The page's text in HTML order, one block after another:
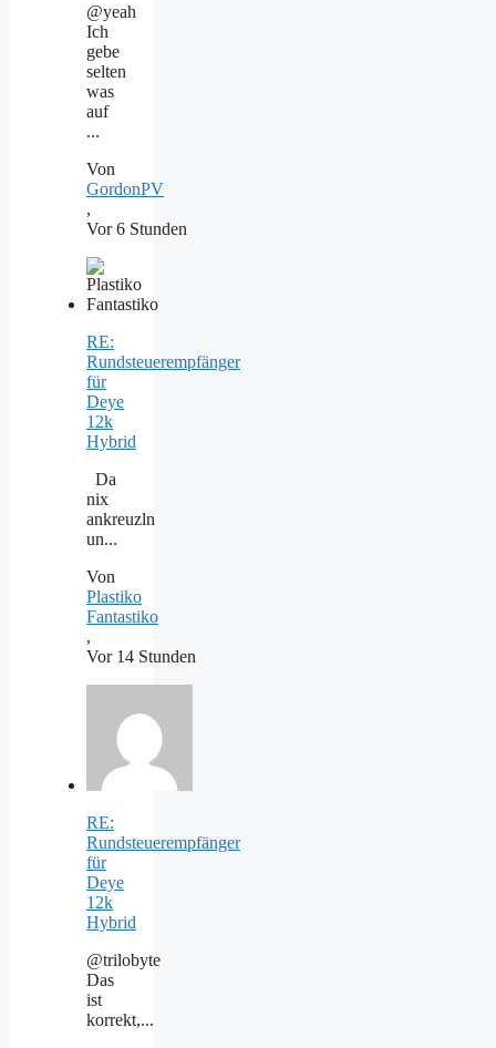
@yeah
Ich
gebe
selten
was
auf
...
Von
GordonPV
,
Vor 6 Stunden
RE:
Rundsteuerempfänger
für
Deye
12k
Hybrid
Da
nix
ankreuzln
un...
Von
Plastiko
Fantastiko
,
Vor 14 Stunden
RE:
Rundsteuerempfänger
für
Deye
12k
Hybrid
@trilobyte
Das
ist
korrekt,...